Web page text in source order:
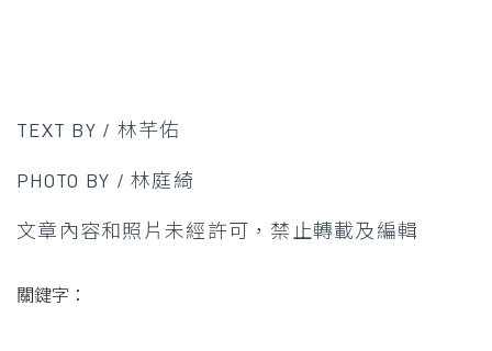
TEXT BY / 林芊佑
PHOTO BY / 林庭綺
文章內容和照片未經許可，禁止轉載及編輯
關鍵字：